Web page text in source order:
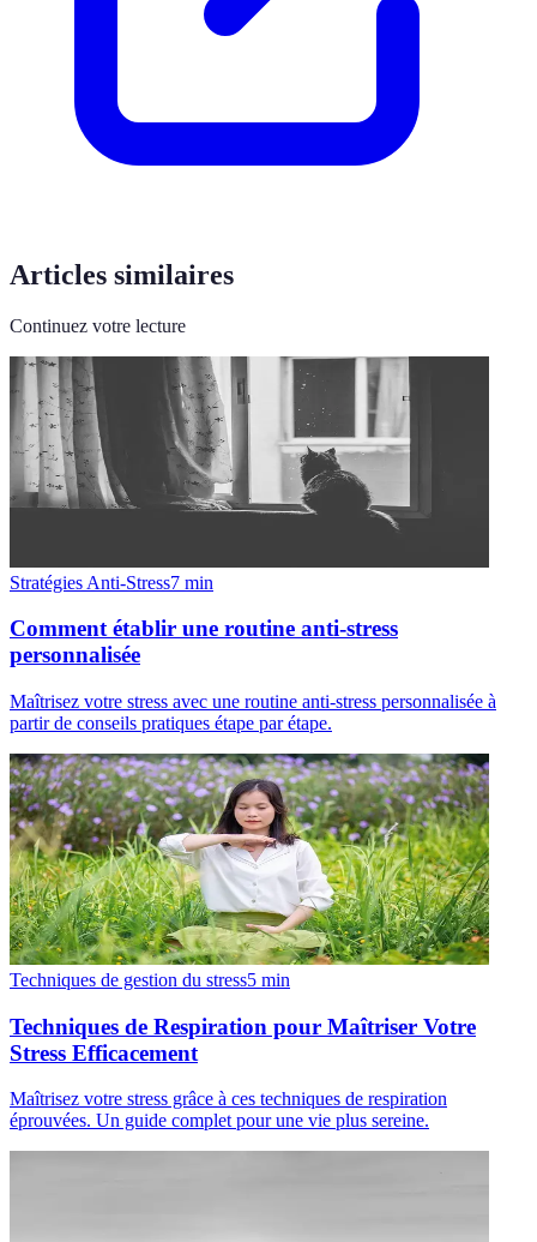
Articles similaires
Continuez votre lecture
Stratégies Anti-Stress7 min
Comment établir une routine anti-stress
personnalisée
Maîtrisez votre stress avec une routine anti-stress personnalisée à
partir de conseils pratiques étape par étape.
Techniques de gestion du stress5 min
Techniques de Respiration pour Maîtriser Votre
Stress Efficacement
Maîtrisez votre stress grâce à ces techniques de respiration
éprouvées. Un guide complet pour une vie plus sereine.